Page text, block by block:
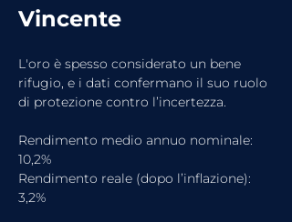
Vincente
L'oro è spesso considerato un bene
rifugio, e i dati confermano il suo ruolo
di protezione contro l’incertezza.
Rendimento medio annuo nominale:
10,2%
Rendimento reale (dopo l’inflazione):
3,2%